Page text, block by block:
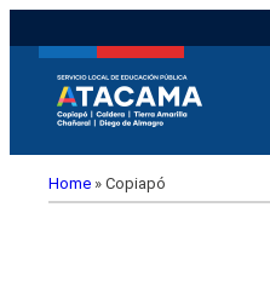
Home » Copiapó